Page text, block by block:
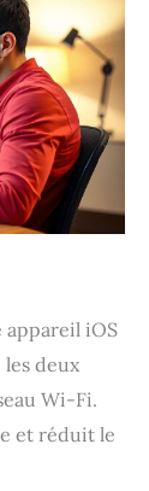
iOS
deux
Wi-Fi.
et réduit le